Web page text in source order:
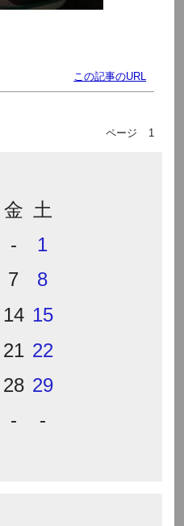
この記事のURL
ページ
1
金 土
-
1
7
8
14 15
21 22
28 29
- -